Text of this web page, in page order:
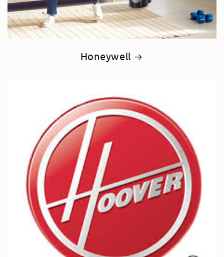
Honeywell